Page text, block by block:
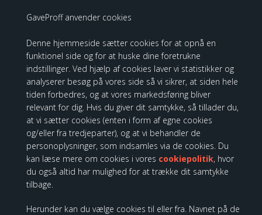
GaveProff anvender cookies
Denne hjemmeside sætter cookies for at opnå en
funktionel side og for at huske dine foretrukne
indstillinger. Ved hjælp af cookies laver vi statistikker og
analyserer besøg på vores side så vi sikrer, at siden hele
tiden forbedres, og at vores markedsføring bliver
relevant for dig. Hvis du giver dit samtykke, så tillader du,
at vi sætter cookies (enten i form af egne cookies
og/eller fra tredjeparter), og at vi behandler de
personoplysninger, som indsamles via de cookies. Du
kan læse mere om cookies i vores cookiepolitik, hvor
du også altid har mulighed for at trække dit samtykke
tilbage.
Herunder kan du vælge cookies til eller fra. Navnet på de
KUNDER KØBTE OGSÅ
CowParade - Picowso, Kort og
Nøglering